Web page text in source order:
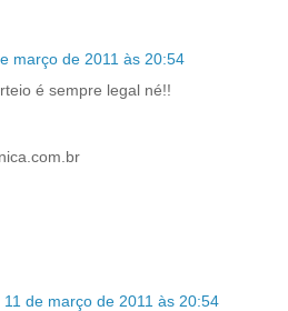
março de 2011 às 20:54
é sempre legal né!!
11 de março de 2011 às 20:54